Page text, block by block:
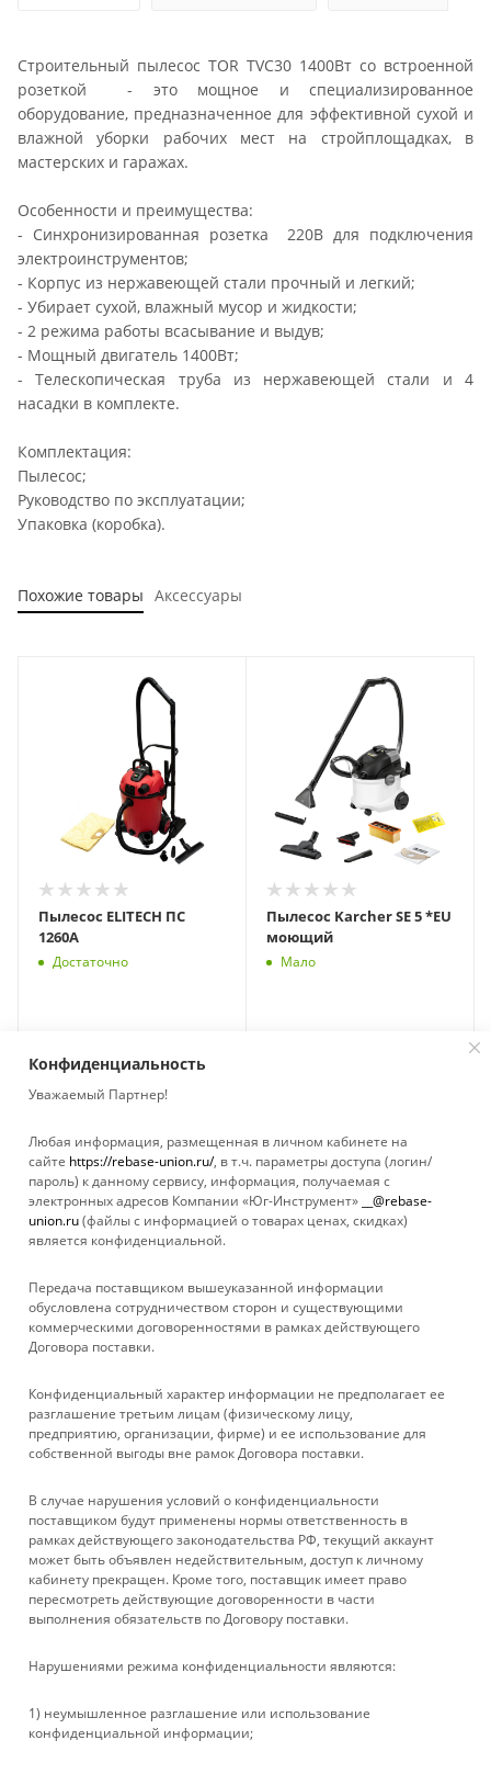
Строительный пылесос TOR TVC30 1400Вт со встроенной
розеткой - это мощное и специализированное
оборудование, предназначенное для эффективной сухой и
влажной уборки рабочих мест на стройплощадках, в
мастерских и гаражах.
Особенности и преимущества:
- Синхронизированная розетка 220В для подключения
электроинструментов;
- Корпус из нержавеющей стали прочный и легкий;
- Убирает сухой, влажный мусор и жидкости;
- 2 режима работы всасывание и выдув;
- Мощный двигатель 1400Вт;
- Телескопическая труба из нержавеющей стали и 4
насадки в комплекте.
Комплектация:
Пылесос;
Руководство по эксплуатации;
Упаковка (коробка).
Похожие товары Аксессуары
Пылесос ELITECH ПС
1260А
Достаточно
Пылесос Karcher SE 5 *EU
моющий
Мало
КАТАЛОГ
УСЛУГИ
БРЕНДЫ
КОМПАНИЯ
ИНФОРМАЦИЯ
ПОМОЩЬ
+ 7 861 272-88-88
company@rebase-union.ru
Конфиденциальность
Уважаемый Партнер!
Любая информация, размещенная в личном кабинете на
сайте https://rebase-union.ru/, в т.ч. параметры доступа (логин/
пароль) к данному сервису, информация, получаемая с
электронных адресов Компании «Юг-Инструмент»
__@rebase-
union.ru(файлы с информацией о товарах ценах, скидках)
является конфиденциальной.
Передача поставщиком вышеуказанной информации
обусловлена сотрудничеством сторон и существующими
коммерческими договоренностями в рамках действующего
Договора поставки.
Конфиденциальный характер информации не предполагает ее
разглашение третьим лицам (физическому лицу,
предприятию, организации, фирме) и ее использование для
собственной выгоды вне рамок Договора поставки.
В случае нарушения условий о конфиденциальности
поставщиком будут применены нормы ответственность в
рамках действующего законодательства РФ, текущий аккаунт
может быть объявлен недействительным, доступ к личному
кабинету прекращен. Кроме того, поставщик имеет право
пересмотреть действующие договоренности в части
выполнения обязательств по Договору поставки.
Нарушениями режима конфиденциальности являются:
1) неумышленное разглашение или использование
конфиденциальной информации;